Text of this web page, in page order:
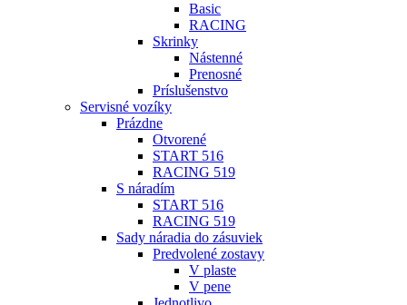
Basic
RACING
Skrinky
Nástenné
Prenosné
Príslušenstvo
Servisné vozíky
Prázdne
Otvorené
START 516
RACING 519
S náradím
START 516
RACING 519
Sady náradia do zásuviek
Predvolené zostavy
V plaste
V pene